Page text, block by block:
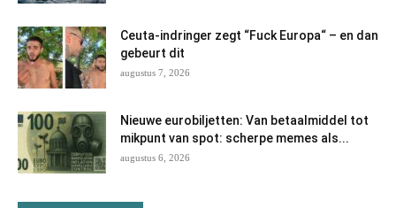
Ceuta-indringer zegt “Fuck Europa“ – en dan
gebeurt dit
augustus 7, 2026
Nieuwe eurobiljetten: Van betaalmiddel tot
mikpunt van spot: scherpe memes als...
augustus 6, 2026